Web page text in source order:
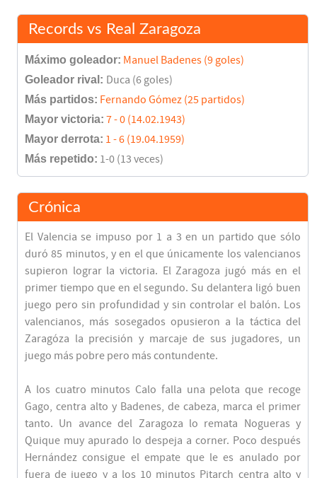
Records vs Real Zaragoza
Máximo goleador: Manuel Badenes (9 goles)
Goleador rival: Duca (6 goles)
Más partidos: Fernando Gómez (25 partidos)
Mayor victoria: 7 - 0 (14.02.1943)
Mayor derrota: 1 - 6 (19.04.1959)
Más repetido: 1-0 (13 veces)
Crónica
El Valencia se impuso por 1 a 3 en un partido que sólo
duró 85 minutos, y en el que únicamente los valencianos
supieron lograr la victoria. El Zaragoza jugó más en el
primer tiempo que en el segundo. Su delantera ligó buen
juego pero sin profundidad y sin controlar el balón. Los
valencianos, más sosegados opusieron a la táctica del
Zaragóza la precisión y marcaje de sus jugadores, un
juego más pobre pero más contundente.
A los cuatro minutos Calo falla una pelota que recoge
Gago, centra alto y Badenes, de cabeza, marca el primer
tanto. Un avance del Zaragoza lo remata Nogueras y
Quique muy apurado lo despeja a corner. Poco después
Hernández consigue el empate que le es anulado por
fuera de juego y a los 10 minutos Pitarch centra alto y